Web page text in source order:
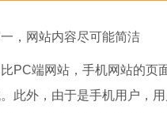
，网站内容尽可能简洁
PC端网站，手机网站的页
此外，由于是手机用户，